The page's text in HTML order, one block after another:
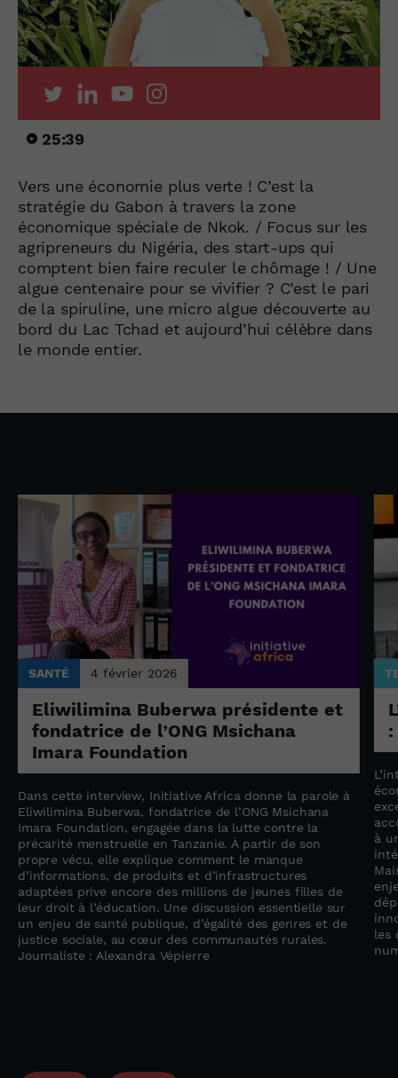
25:39
Vers une économie plus verte ! C’est la
stratégie du Gabon à travers la zone
économique spéciale de Nkok. / Focus sur les
agripreneurs du Nigéria, des start-ups qui
comptent bien faire reculer le chômage ! / Une
algue centenaire pour se vivifier ? C’est le pari
de la spiruline, une micro algue découverte au
bord du Lac Tchad et aujourd’hui célèbre dans
le monde entier.
SANTÉ 4 février 2026
Eliwilimina Buberwa présidente et
fondatrice de l’ONG Msichana
Imara Foundation
Dans cette interview, Initiative Africa donne la parole à
Eliwilimina Buberwa, fondatrice de l’ONG Msichana
Imara Foundation, engagée dans la lutte contre la
précarité menstruelle en Tanzanie. À partir de son
propre vécu, elle explique comment le manque
d’informations, de produits et d’infrastructures
adaptées prive encore des millions de jeunes filles de
leur droit à l’éducation. Une discussion essentielle sur
un enjeu de santé publique, d’égalité des genres et de
justice sociale, au cœur des communautés rurales.
Journaliste : Alexandra Vépierre
à
les